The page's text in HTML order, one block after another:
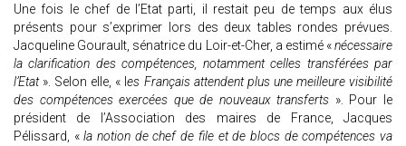
Une fois le chef de l’Etat parti, il restait peu de temps aux élus
présents pour s’exprimer lors des deux tables rondes prévues.
Jacqueline Gourault, sénatrice du Loir-et-Cher, a estimé «nécessaire
la clarification des compétences, notamment celles transférées par
l’Etat ». Selon elle, « les Français attendent plus une meilleure visibilité
des compétences exercées que de nouveaux transferts ». Pour le
président de l’Association des maires de France, Jacques
Pélissard, «la notion de chef de file et de blocs de compétences va